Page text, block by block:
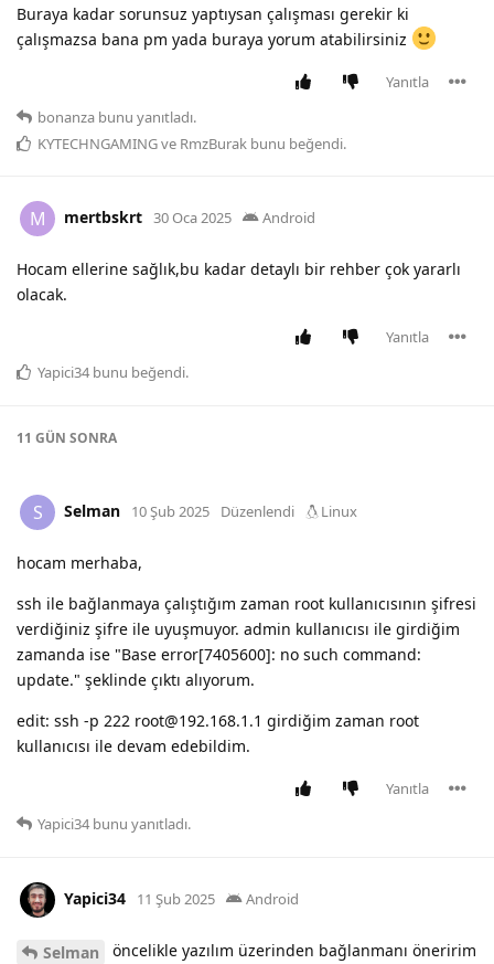
Buraya kadar sorunsuz yaptıysan çalışması gerekir ki
çalışmazsa bana pm yada buraya yorum atabilirsiniz
Yanıtla
bonanza bunu yanıtladı.
KYTECHNGAMINGve RmzBurak bunu beğendi.
M mertbskrt 30 Oca 2025 Android
Hocam ellerine sağlık,bu kadar detaylı bir rehber çok yararlı
olacak.
Yanıtla
Yapici34 bunu beğendi.
11 GÜN SONRA
S Selman 10 Şub 2025 Düzenlendi Linux
hocam merhaba,
ssh ile bağlanmaya çalıştığım zaman root kullanıcısının şifresi
verdiğiniz şifre ile uyuşmuyor. admin kullanıcısı ile girdiğim
zamanda ise "Base error[7405600]: no such command:
update." şeklinde çıktı alıyorum.
edit: ssh -p 222 root@192.168.1.1 girdiğim zaman root
kullanıcısı ile devam edebildim.
Yanıtla
Yapici34 bunu yanıtladı.
Yapici34 11 Şub 2025 Android
Selman
öncelikle yazılım üzerinden bağlanmanı öneririm